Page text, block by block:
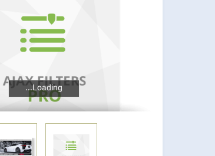
Loading...
Loading...